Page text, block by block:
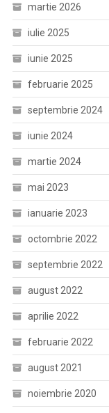
martie 2026
iulie 2025
iunie 2025
februarie 2025
septembrie 2024
iunie 2024
martie 2024
mai 2023
ianuarie 2023
octombrie 2022
septembrie 2022
august 2022
aprilie 2022
februarie 2022
august 2021
noiembrie 2020